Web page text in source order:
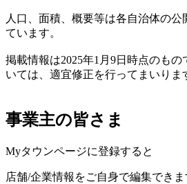
人口、面積、概要等は各自治体の公
ています。
掲載情報は2025年1月9日時点のも
いては、適宜修正を行ってまいりま
事業主の皆さま
Myタウンページに登録すると
店舗/企業情報をご自身で編集できま